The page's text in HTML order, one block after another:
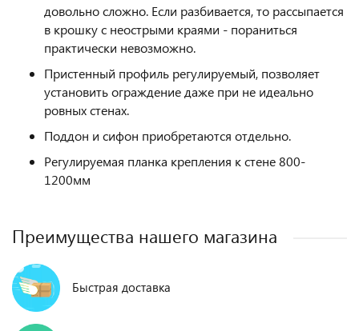
довольно сложно. Если разбивается, то рассыпается
в крошку с неострыми краями - пораниться
практически невозможно.
Пристенный профиль регулируемый, позволяет
установить ограждение даже при не идеально
ровных стенах.
Поддон и сифон приобретаются отдельно.
Регулируемая планка крепления к стене 800-
1200мм
Преимущества нашего магазина
Быстрая доставка